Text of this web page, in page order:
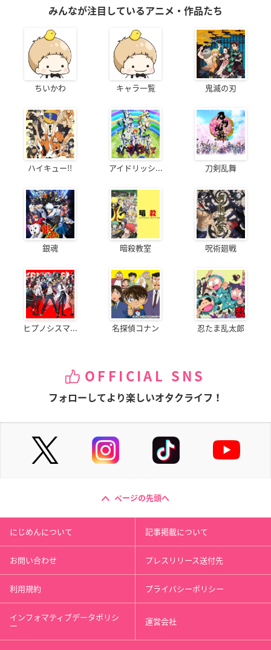
みんなが注目しているアニメ・作品たち
ちいかわ キャラ一覧 鬼滅の刃
ハイキュー!! アイドリッシ... 刀剣乱舞
銀魂 暗殺教室 呪術廻戦
ヒプノシスマ... 名探偵コナン 忍たま乱太郎
OFFICIAL SNS
フォローしてより楽しいオタクライフ！
ページの先頭へ
にじめんについて 記事掲載について
お問い合わせ プレスリリース送付先
利用規約 プライバシーポリシー
インフォマティブデータポリシ
ー 運営会社